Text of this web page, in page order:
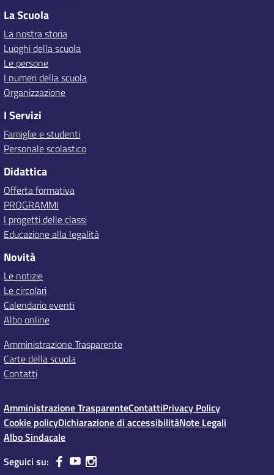
La Scuola
La nostra storia
Luoghi della scuola
Le persone
I numeri della scuola
Organizzazione
I Servizi
Famiglie e studenti
Personale scolastico
Didattica
Offerta formativa
PROGRAMMI
I progetti delle classi
Educazione alla legalità
Novità
Le notizie
Le circolari
Calendario eventi
Albo online
Amministrazione Trasparente
Carte della scuola
Contatti
Amministrazione TrasparenteContattiPrivacy Policy
Cookie policyDichiarazione di accessibilitàNote Legali
Albo Sindacale
Seguici su: